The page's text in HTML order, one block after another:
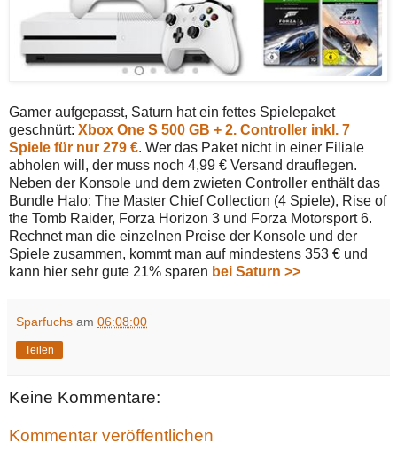
Gamer aufgepasst, Saturn hat ein fettes Spielepaket
geschnürt: Xbox One S 500 GB + 2. Controller inkl. 7
Spiele für nur 279 €. Wer das Paket nicht in einer Filiale
abholen will, der muss noch 4,99 € Versand drauflegen.
Neben der Konsole und dem zwieten Controller enthält das
Bundle Halo: The Master Chief Collection (4 Spiele), Rise of
the Tomb Raider, Forza Horizon 3 und Forza Motorsport 6.
Rechnet man die einzelnen Preise der Konsole und der
Spiele zusammen, kommt man auf mindestens 353 € und
kann hier sehr gute 21% sparen bei Saturn >>
Sparfuchs am 06:08:00
Teilen
Keine Kommentare:
Kommentar veröffentlichen